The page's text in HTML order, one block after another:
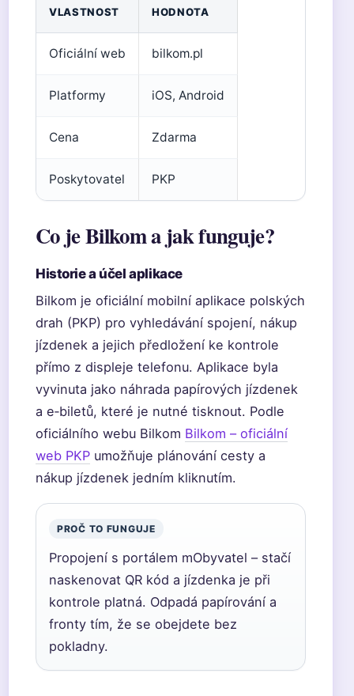
VLASTNOST HODNOTA
Oficiální web bilkom.pl
Platformy iOS, Android
Cena Zdarma
Poskytovatel PKP
Co je Bilkom a jak funguje?
Historie a účel aplikace
Bilkom je oficiální mobilní aplikace polských
drah (PKP) pro vyhledávání spojení, nákup
jízdenek a jejich předložení ke kontrole
přímo z displeje telefonu. Aplikace byla
vyvinuta jako náhrada papírových jízdenek
a e‑biletů, které je nutné tisknout. Podle
oficiálního webu Bilkom Bilkom – oficiální
web PKP umožňuje plánování cesty a
nákup jízdenek jedním kliknutím.
PROČ TO FUNGUJE
Propojení s portálem mObyvatel – stačí
naskenovat QR kód a jízdenka je při
kontrole platná. Odpadá papírování a
fronty tím, že se obejdete bez
pokladny.